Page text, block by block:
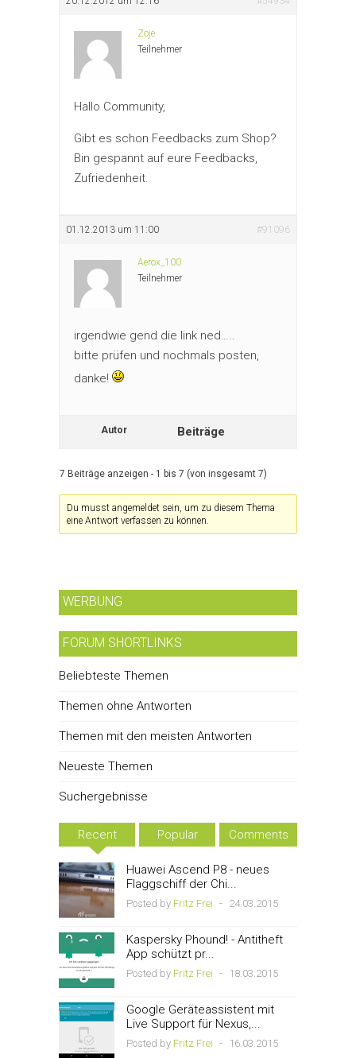
Zoje
Teilnehmer
Hallo Community,
Gibt es schon Feedbacks zum Shop?
Bin gespannt auf eure Feedbacks,
Zufriedenheit.
01.12.2013 um 11:00 #91096
Aerox_100
Teilnehmer
irgendwie gend die link ned…..
bitte prüfen und nochmals posten,
danke!
Autor Beiträge
7 Beiträge anzeigen - 1 bis 7 (von insgesamt 7)
Du musst angemeldet sein, um zu diesem Thema
eine Antwort verfassen zu können.
WERBUNG
FORUM SHORTLINKS
Beliebteste Themen
Themen ohne Antworten
Themen mit den meisten Antworten
Neueste Themen
Suchergebnisse
Recent Popular Comments
Huawei Ascend P8 - neues
Flaggschiff der Chi...
Posted by Fritz Frei - 24.03.2015
Kaspersky Phound! - Antitheft
App schützt pr...
Posted by Fritz Frei - 18.03.2015
Google Geräteassistent mit
Live Support für Nexus,...
Posted by Fritz Frei - 16.03.2015